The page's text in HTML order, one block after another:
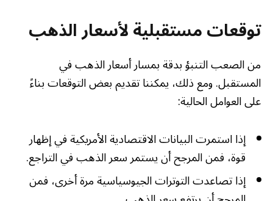
توقعات مستقبلية لأسعار الذهب
من الصعب التنبؤ بدقة بمسار أسعار الذهب في
المستقبل. ومع ذلك، يمكننا تقديم بعض التوقعات بناءً
على العوامل الحالية:
إذا استمرت البيانات الاقتصادية الأمريكية في إظهار
قوة، فمن المرجح أن يستمر سعر الذهب في التراجع.
إذا تصاعدت التوترات الجيوسياسية مرة أخرى، فمن